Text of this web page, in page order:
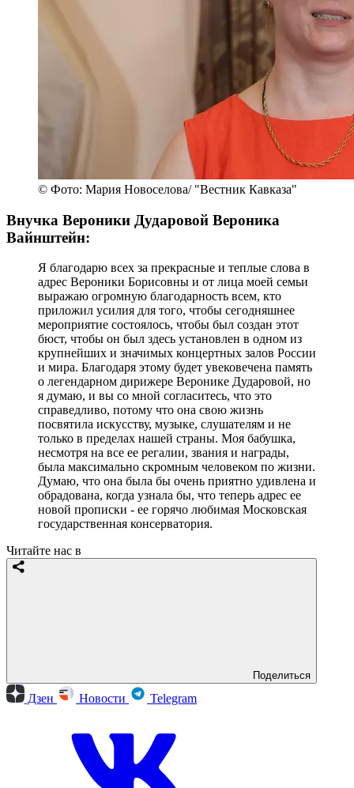
© Фото: Мария Новоселова/ "Вестник Кавказа"
Внучка Вероники Дударовой Вероника
Вайнштейн:
Я благодарю всех за прекрасные и теплые слова в
адрес Вероники Борисовны и от лица моей семьи
выражаю огромную благодарность всем, кто
приложил усилия для того, чтобы сегодняшнее
мероприятие состоялось, чтобы был создан этот
бюст, чтобы он был здесь установлен в одном из
крупнейших и значимых концертных залов России
и мира. Благодаря этому будет увековечена память
о легендарном дирижере Веронике Дударовой, но
я думаю, и вы со мной согласитесь, что это
справедливо, потому что она свою жизнь
посвятила искусству, музыке, слушателям и не
только в пределах нашей страны. Моя бабушка,
несмотря на все ее регалии, звания и награды,
была максимально скромным человеком по жизни.
Думаю, что она была бы очень приятно удивлена и
обрадована, когда узнала бы, что теперь адрес ее
новой прописки - ее горячо любимая Московская
государственная консерватория.
Читайте нас в
Поделиться
Дзен Новости Telegram